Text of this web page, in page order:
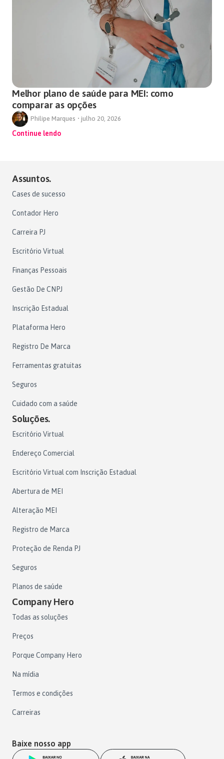
Melhor plano de saúde para MEI: como
comparar as opções
Philipe Marques • julho 20, 2026
Continue lendo
Assuntos.
Cases de sucesso
Contador Hero
Carreira PJ
Escritório Virtual
Finanças Pessoais
Gestão De CNPJ
Inscrição Estadual
Plataforma Hero
Registro De Marca
Ferramentas gratuitas
Seguros
Cuidado com a saúde
Soluções.
Escritório Virtual
Endereço Comercial
Escritório Virtual com Inscrição Estadual
Abertura de MEI
Alteração MEI
Registro de Marca
Proteção de Renda PJ
Seguros
Planos de saúde
Company Hero
Todas as soluções
Preços
Porque Company Hero
Na mídia
Termos e condições
Carreiras
Baixe nosso app